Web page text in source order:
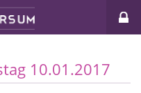
10.01.2017